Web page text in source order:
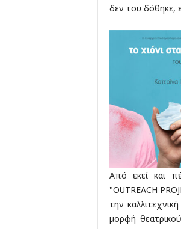
δεν του δόθηκε,
Από εκεί και
"OUTREACH
την
μορφή